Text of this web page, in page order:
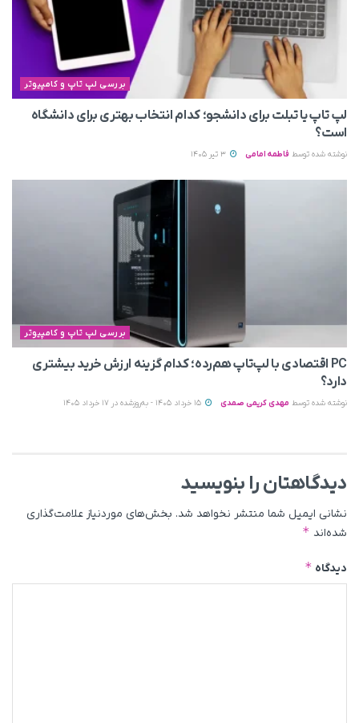
بررسی لپ تاپ و کامپیوتر
لپ تاپ یا تبلت برای دانشجو؛ کدام انتخاب بهتری برای دانشگاه
است؟
نوشته شده توسط فاطمه امامی
بررسی لپ تاپ و کامپیوتر
PC اقتصادی با لپ‌تاپ هم‌رده؛ کدام گزینه ارزش خرید بیشتری
دارد؟
نوشته شده توسط مهدی کریمی صمدی
دیدگاهتان را بنویسید
نشانی ایمیل شما منتشر نخواهد شد. بخش‌های موردنیاز علامت‌گذاری
شده‌اند *
دیدگاه *